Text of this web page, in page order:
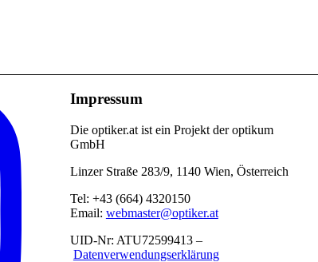
Impressum
Die optiker.at ist ein Projekt der optikum
GmbH
Linzer Straße 283/9, 1140 Wien, Österreich
Tel: +43 (664) 4320150
Email: webmaster@optiker.at
UID-Nr: ATU72599413 –
Datenverwendungserklärung